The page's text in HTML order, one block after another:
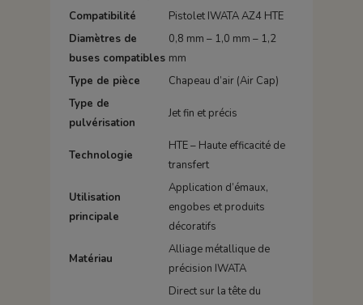
Compatibilité
Pistolet IWATA AZ4 HTE
Diamètres de
buses compatibles
0,8 mm – 1,0 mm – 1,2
mm
Type de pièce
Chapeau d’air (Air Cap)
Type de
pulvérisation
Jet fin et précis
Technologie
HTE – Haute efficacité de
transfert
Utilisation
principale
Application d’émaux,
engobes et produits
décoratifs
Matériau
Alliage métallique de
précision IWATA
Direct sur la tête du